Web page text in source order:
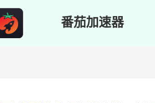
番茄加速器